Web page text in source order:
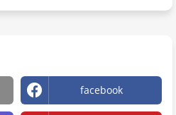
facebook